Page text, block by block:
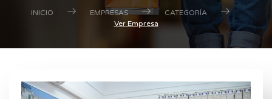
INICIO EMPRESAS
CATEGORÍA
Ver Empresa